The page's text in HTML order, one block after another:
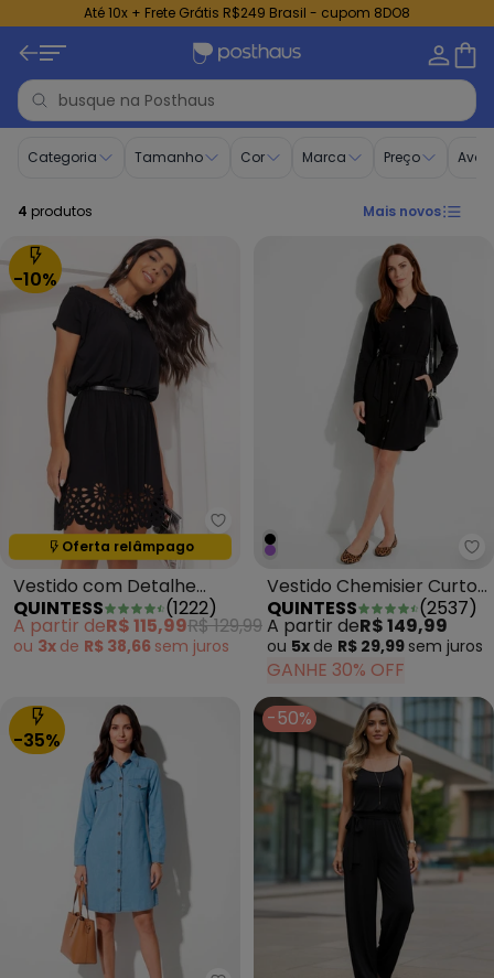
Até 10x + Frete Grátis R$249 Brasil - cupom 8DO8
Categoria Tamanho Cor Marca Preço
4 produtos Mais novos
-10%
Quintess - Vestido com
Oferta relâmpago
Termina em:00:00:00
Vestido com Detalhe
Vazado Preto
QUINTESS (1222)
A partir deR$ 115,99R$ 129,99
ou 3x de R$ 38,66 sem juros
Vestido Chemisier Curto
Preto
QUINTESS (2537)
A partir deR$ 149,99
ou 5x de R$ 29,99 sem juros
GANHE 30% OFF
-35%
-50%